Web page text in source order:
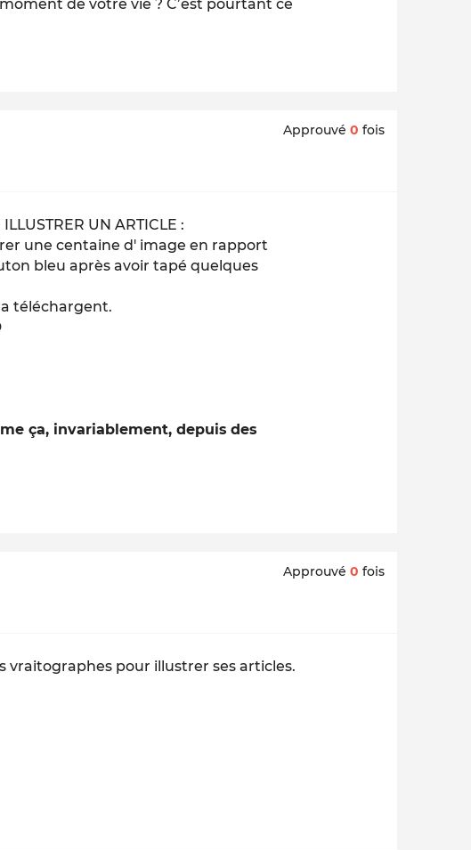
de votre vie ? C’est pourtant ce
Approuvé 0 fois
UN ARTICLE :
une centaine d' image en rapport
bleu après avoir tapé quelques
téléchargent.
ça, invariablement, depuis des
Approuvé 0 fois
vraitographes pour illustrer ses articles.